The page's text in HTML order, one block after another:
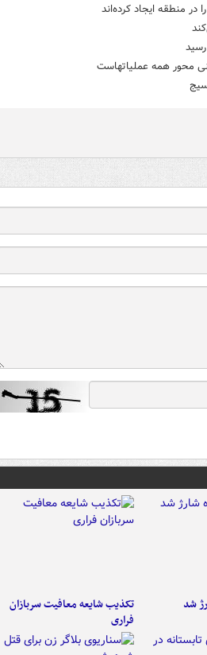
منطقه ایجاد کرده‌اند
محور همه عملیاتهاست
تکذیب شایعه معافیت سربازان
فراری